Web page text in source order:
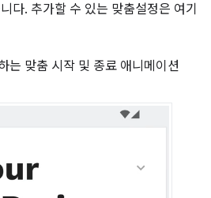
다. 추가할 수 있는 맞춤설정은 여기
는 맞춤 시작 및 종료 애니메이션